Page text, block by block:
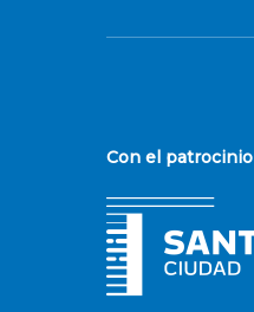
Con el patrocinio